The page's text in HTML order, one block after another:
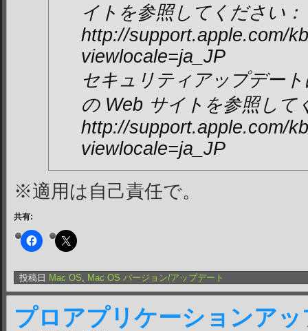
イトを参照してください：
http://support.apple.com/
viewlocale=ja_JP
セキュリティアップデー
の Web サイトを参照して
http://support.apple.com/
viewlocale=ja_JP
※適用は自己責任で。
共有:
投稿日 Mac OS, Mac OS バージョン/アップデート
プロアプリケーションア